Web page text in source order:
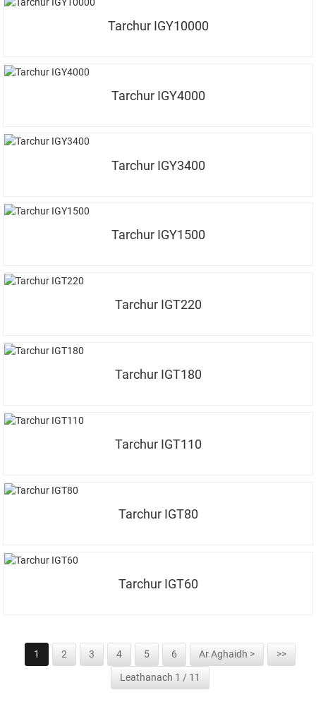
Tarchur IGY10000
Tarchur IGY4000
Tarchur IGY3400
Tarchur IGY1500
Tarchur IGT220
Tarchur IGT180
Tarchur IGT110
Tarchur IGT80
Tarchur IGT60
1 2 3 4 5 6 Ar Aghaidh > >>
Leathanach 1 / 11